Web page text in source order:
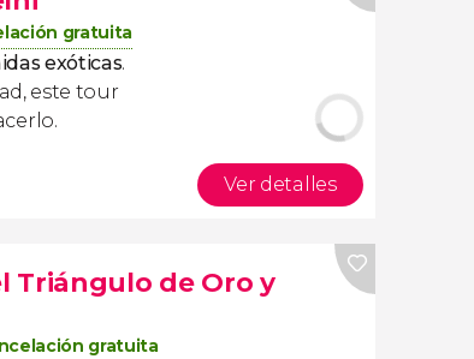
gratuita
exóticas.
este tour
Ver detalles
Triángulo de Oro y
gratuita